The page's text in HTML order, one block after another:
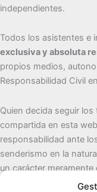
independientes.
Todos los asistentes e
exclusiva y absoluta
propios medios,
Responsabilidad Civil
Quien decida seguir
compartida en esta
responsabilidad ante
senderismo en la
un carácter